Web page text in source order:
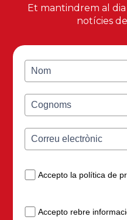
Et mantindrem al
notícies
Accepto la política de
Accepto rebre